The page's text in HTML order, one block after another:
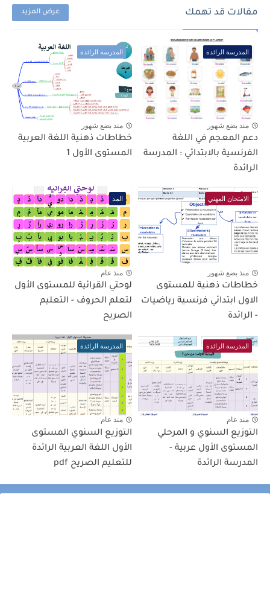
مقالات قد تهمك عرض المزيد
المدرسة الرائدة
منذ بضع شهور
دعم المعجم في اللغة
الفرنسية بالابتدائي : المدرسة
الرائدة
المدرسة الرائدة
منذ بضع شهور
خطاطات ذهنية اللغة العربية
المستوى الأول 1
الامتحان المهني
منذ بضع شهور
خطاطات ذهنية للمستوى
الاول ابتدائي فرنسية رياضيات
- الرائدة
المد
منذ عام
لوحتي القرائية للمستوى الأول
لتعلم الحروف - التعليم
الصريح
المدرسة الرائدة
منذ عام
التوزيع السنوي و المرحلي
المستوى الأول عربية -
المدرسة الرائدة
المدرسة الرائدة
منذ عام
التوزيع السنوي المستوى
الأول اللغة العربية الرائدة
للتعليم الصريح pdf